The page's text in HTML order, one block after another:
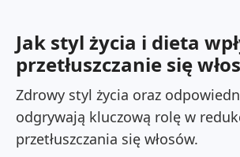
Jak styl życia i dieta
przetłuszczanie się
Zdrowy styl życia oraz
odgrywają kluczową rolę w
przetłuszczania się włosów.